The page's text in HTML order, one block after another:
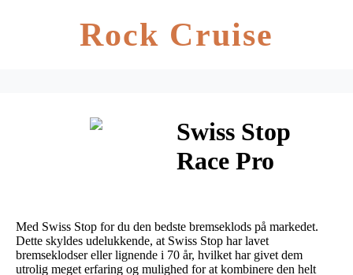
Rock Cruise
Swiss Stop
Race Pro
Med Swiss Stop for du den bedste bremseklods på markedet.
Dette skyldes udelukkende, at Swiss Stop har lavet
bremseklodser eller lignende i 70 år, hvilket har givet dem
utrolig meget erfaring og mulighed for at kombinere den helt